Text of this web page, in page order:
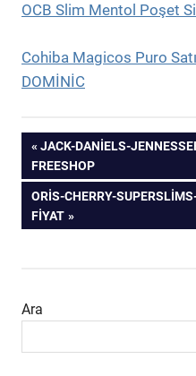
OCB Slim Mentol Poşet
Cohiba Magicos Puro
DOMİNİC
Yazı
gezinmesi
PREVIOUS
POST:
JACK-DANIELS-
FREESHOP
NEXT
POST:
ORIS-CHERRY-
FIYAT
Ara